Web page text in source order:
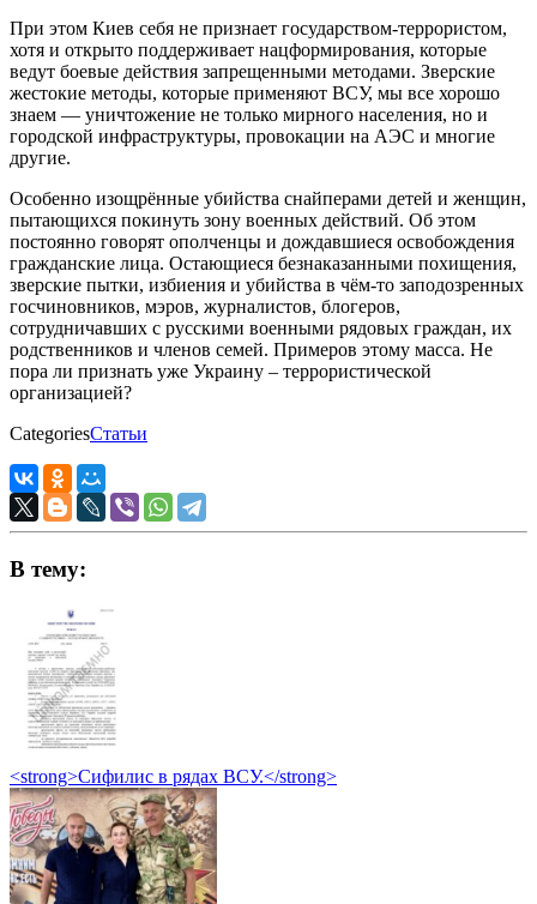
При этом Киев себя не признает государством-террористом,
хотя и открыто поддерживает нацформирования, которые
ведут боевые действия запрещенными методами. Зверские
жестокие методы, которые применяют ВСУ, мы все хорошо
знаем — уничтожение не только мирного населения, но и
городской инфраструктуры, провокации на АЭС и многие
другие.
Особенно изощрённые убийства снайперами детей и женщин,
пытающихся покинуть зону военных действий. Об этом
постоянно говорят ополченцы и дождавшиеся освобождения
гражданские лица. Остающиеся безнаказанными похищения,
зверские пытки, избиения и убийства в чём-то заподозренных
госчиновников, мэров, журналистов, блогеров,
сотрудничавших с русскими военными рядовых граждан, их
родственников и членов семей. Примеров этому масса. Не
пора ли признать уже Украину – террористической
организацией?
CategoriesСтатьи
В тему:
<strong>Сифилис в рядах ВСУ.</strong>